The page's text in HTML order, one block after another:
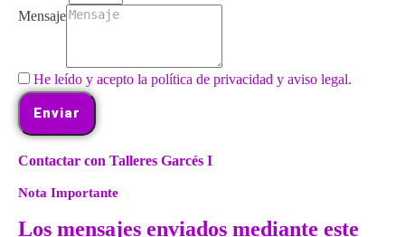
Mensaje
He leído y acepto la política de privacidad y aviso legal.
Enviar
Contactar con Talleres Garcés I
Nota Importante
Los mensajes enviados mediante este